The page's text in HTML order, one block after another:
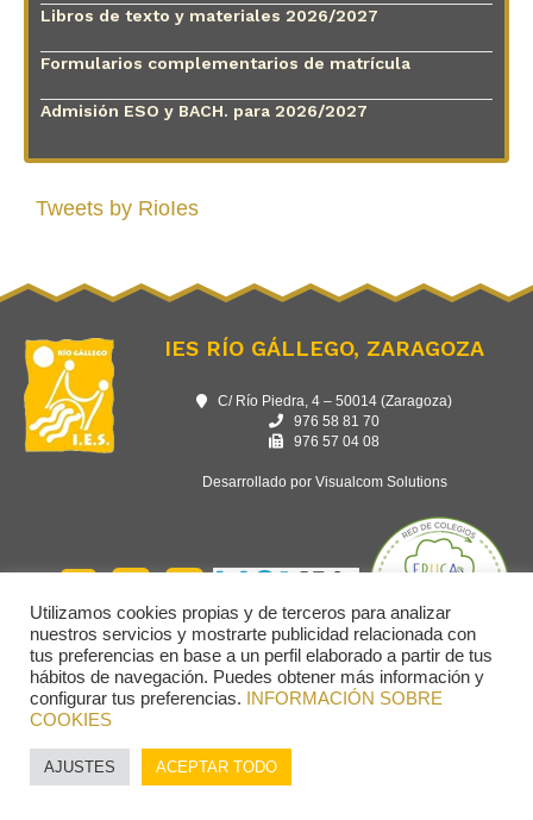
Libros de texto y materiales 2026/2027
Formularios complementarios de matrícula
Admisión ESO y BACH. para 2026/2027
Tweets by RioIes
IES RÍO GÁLLEGO, ZARAGOZA
C/ Río Piedra, 4 – 50014 (Zaragoza)
976 58 81 70
976 57 04 08
Desarrollado por Visualcom Solutions
Utilizamos cookies propias y de terceros para analizar
nuestros servicios y mostrarte publicidad relacionada con
tus preferencias en base a un perfil elaborado a partir de tus
hábitos de navegación. Puedes obtener más información y
configurar tus preferencias.
INFORMACIÓN SOBRE
COOKIES
AJUSTES ACEPTAR TODO